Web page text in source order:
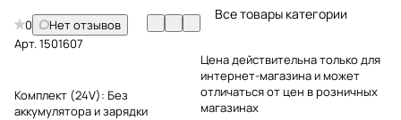
0
Нет отзывов
Арт.1501607
Комплект (24V): Без
аккумулятора и зарядки
Все товары категории
Цена действительна только для
интернет-магазина и может
отличаться от цен в розничных
магазинах